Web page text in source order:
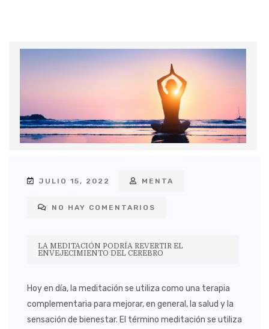
JULIO 15, 2022 MENTA
NO HAY COMENTARIOS
LA MEDITACIÓN PODRÍA REVERTIR EL
ENVEJECIMIENTO DEL CEREBRO
Hoy en día, la meditación se utiliza como una terapia
complementaria para mejorar, en general, la salud y la
sensación de bienestar. El término meditación se utiliza